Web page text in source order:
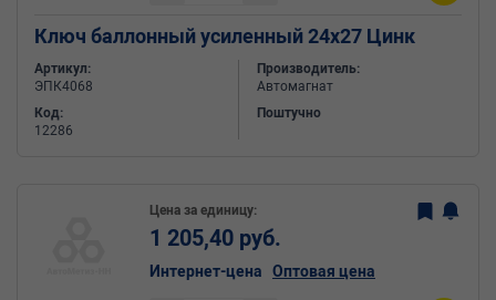
Ключ баллонный усиленный 24х27 Цинк
Артикул:
ЭПК4068
Код:
12286
Производитель:
Автомагнат
Поштучно
Цена за единицу:
1 205,40 руб.
Интернет-цена Оптовая цена